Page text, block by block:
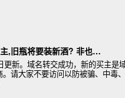
,旧瓶将要装新酒? 非也…
更新。域名转交成功，新的买主是
请大家不要访问以防被骗、中毒、
。